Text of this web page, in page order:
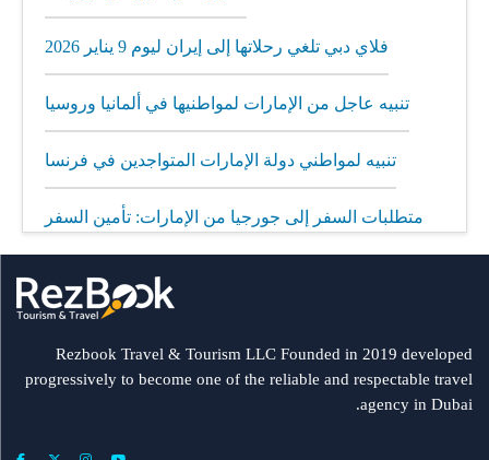
فلاي دبي تلغي رحلاتها إلى إيران ليوم 9 يناير 2026
تنبيه عاجل من الإمارات لمواطنيها في ألمانيا وروسيا
تنبيه لمواطني دولة الإمارات المتواجدين في فرنسا
متطلبات السفر إلى جورجيا من الإمارات: تأمين السفر
إلزامي
مطار الشارقة يطلق رحلات مباشرة إلى ميونيخ عبر
Rezbook Travel & Tourism LLC Founded in 2019 developed
progressively to become one of the reliable and respectable travel
agency in Dubai.